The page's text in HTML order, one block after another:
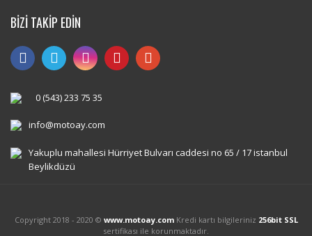
BİZİ TAKİP EDİN
0 (543) 233 75 35
info@motoay.com
Yakuplu mahallesi Hürriyet Bulvarı caddesi no 65 / 17 istanbul
Beylikdüzü
Copyright 2018 - 2020 © www.motoay.comKredi kartı bilgileriniz 256bit SSL
sertifikası ile korunmaktadır.